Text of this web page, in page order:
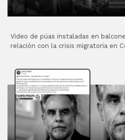
Video de púas instaladas en
relación con la crisis migratoria en